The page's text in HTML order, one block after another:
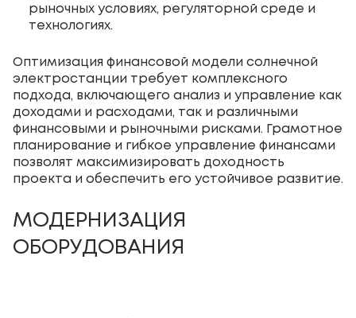
рыночных условиях, регуляторной среде и
технологиях.
Оптимизация финансовой модели солнечной
электростанции требует комплексного
подхода, включающего анализ и управление как
доходами и расходами, так и различными
финансовыми и рыночными рисками. Грамотное
планирование и гибкое управление финансами
позволят максимизировать доходность
проекта и обеспечить его устойчивое развитие.
МОДЕРНИЗАЦИЯ
ОБОРУДОВАНИЯ